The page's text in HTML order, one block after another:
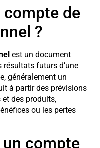
compte de
?
est un document
résultats futurs d’une
généralement un
à partir des prévisions
et des produits,
ou les pertes
compte